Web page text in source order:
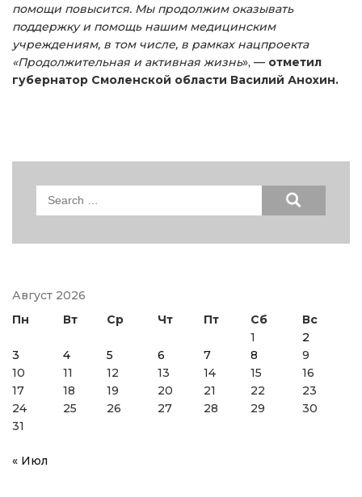
помощи повысится. Мы продолжим оказывать
поддержку и помощь нашим медицинским
учреждениям, в том числе, в рамках нацпроекта
«Продолжительная и активная жизнь», — отметил
губернатор Смоленской области Василий Анохин.
Search
Август 2026
Пн
Вт Ср Чт Пт Сб
Вс
1
2
3
4 5 6 7 8
9
10
11 12 13 14 15
16
17
18 19 20 21 22
23
24
25 26 27 28 29
30
31
« Июл